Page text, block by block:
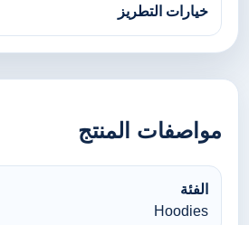
خيارات التطريز
مواصفات المنتج
الفئة
Hoodies